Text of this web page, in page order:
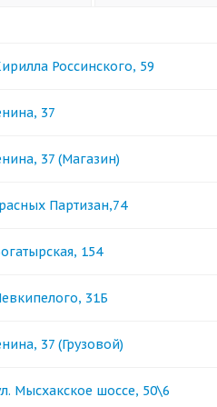
Россинского, 59
37
37 (Магазин)
Партизан,74
154
31Б
37 (Грузовой)
Мысхакское шоссе, 50\6